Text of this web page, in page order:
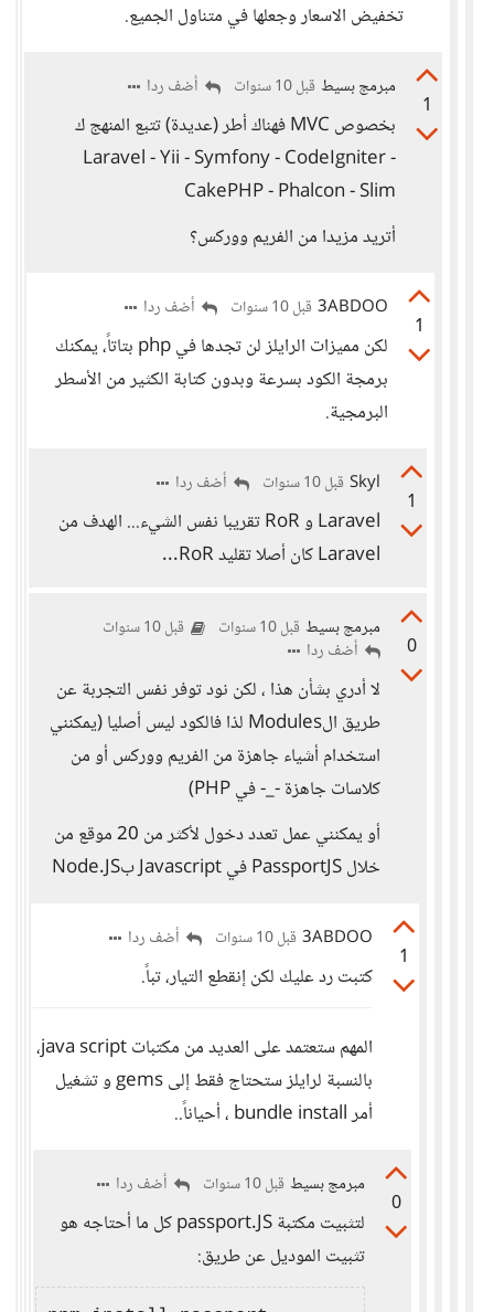
تخفيض الاسعار وجعلها في متناول الجميع.
1
مبرمج بسيط قبل 10 سنوات أضف ردا
بخصوص MVC فهناك أطر (عديدة) تتبع المنهج ك
Laravel - Yii - Symfony - CodeIgniter -
CakePHP - Phalcon - Slim
أتريد مزيدا من الفريم ووركس؟
1
3ABDOO قبل 10 سنوات أضف ردا
لكن مميزات الرايلز لن تجدها في php بتاتاً، يمكنك
برمجة الكود بسرعة وبدون كتابة الكثير من الأسطر
البرمجية.
1
Skyl قبل 10 سنوات أضف ردا
Laravel و RoR تقريبا نفس الشيء... الهدف من
Laravel كان أصلا تقليد RoR...
0
مبرمج بسيط قبل 10 سنوات قبل 10 سنوات
أضف ردا
لا أدري بشأن هذا ، لكن نود توفر نفس التجربة عن
طريق الModules لذا فالكود ليس أصليا (يمكنني
استخدام أشياء جاهزة من الفريم ووركس أو من
كلاسات جاهزة -_- في PHP)
أو يمكنني عمل تعدد دخول لأكثر من 20 موقع من
خلال PassportJS في Javascript بNode.JS
1
3ABDOO قبل 10 سنوات أضف ردا
كتبت رد عليك لكن إنقطع التيار، تباً.
المهم ستعتمد على العديد من مكتبات java script،
بالنسبة لرايلز ستحتاج فقط إلى gems و تشغيل
أمر bundle install ، أحياناً..
0
مبرمج بسيط قبل 10 سنوات أضف ردا
لتثبيت مكتبة passport.JS كل ما أحتاجه هو
تثبيت الموديل عن طريق: